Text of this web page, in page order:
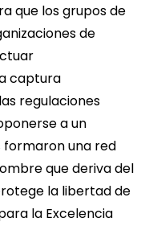
que los grupos de
de
captura
regulaciones
a un
formaron una red
que deriva del
la libertad de
la Excelencia